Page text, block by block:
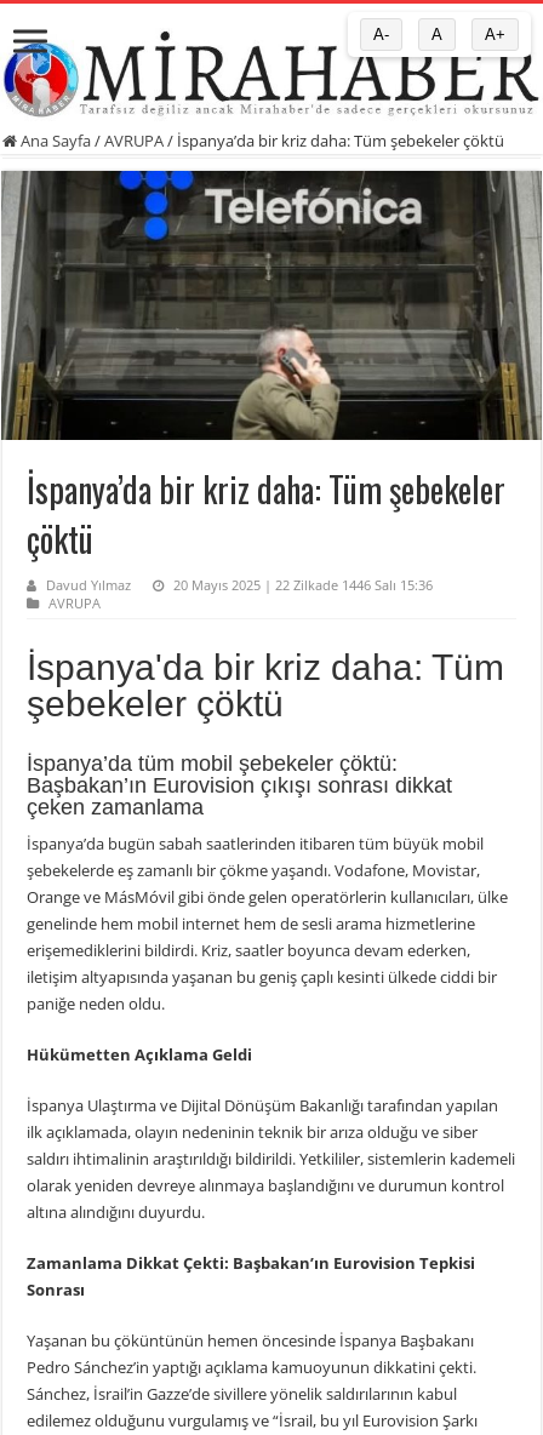
Ana Sayfa/AVRUPA/ İspanya’da bir kriz daha: Tüm şebekeler çöktü
İspanya’da bir kriz daha: Tüm şebekeler
çöktü
Davud Yılmaz
20 Mayıs 2025 | 22 Zilkade 1446 Salı 15:36
AVRUPA
İspanya'da bir kriz daha: Tüm
şebekeler çöktü
İspanya’da tüm mobil şebekeler çöktü:
Başbakan’ın Eurovision çıkışı sonrası dikkat
çeken zamanlama
İspanya’da bugün sabah saatlerinden itibaren tüm büyük mobil
şebekelerde eş zamanlı bir çökme yaşandı. Vodafone, Movistar,
Orange ve MásMóvil gibi önde gelen operatörlerin kullanıcıları, ülke
genelinde hem mobil internet hem de sesli arama hizmetlerine
erişemediklerini bildirdi. Kriz, saatler boyunca devam ederken,
iletişim altyapısında yaşanan bu geniş çaplı kesinti ülkede ciddi bir
paniğe neden oldu.
Hükümetten Açıklama Geldi
İspanya Ulaştırma ve Dijital Dönüşüm Bakanlığı tarafından yapılan
ilk açıklamada, olayın nedeninin teknik bir arıza olduğu ve siber
saldırı ihtimalinin araştırıldığı bildirildi. Yetkililer, sistemlerin kademeli
olarak yeniden devreye alınmaya başlandığını ve durumun kontrol
altına alındığını duyurdu.
Zamanlama Dikkat Çekti: Başbakan’ın Eurovision Tepkisi
Sonrası
Yaşanan bu çöküntünün hemen öncesinde İspanya Başbakanı
Pedro Sánchez’in yaptığı açıklama kamuoyunun dikkatini çekti.
Sánchez, İsrail’in Gazze’de sivillere yönelik saldırılarının kabul
edilemez olduğunu vurgulamış ve “İsrail, bu yıl Eurovision Şarkı
A- A A+